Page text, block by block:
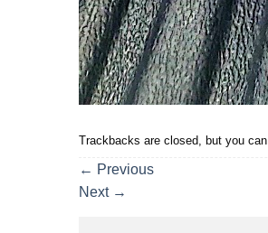
Trackbacks are closed, but you can
← Previous
Next →